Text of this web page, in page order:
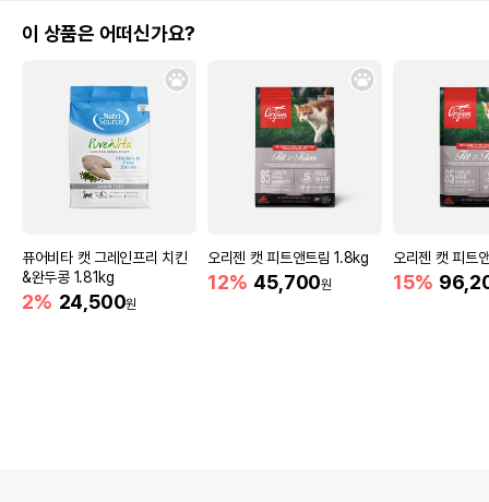
이 상품은 어떠신가요?
퓨어비타 캣 그레인프리 치킨
&완두콩 1.81kg
2% 24,500원
오리젠 캣 피트앤트림 1.8kg
12% 45,700원
오리젠 캣 피트
15%